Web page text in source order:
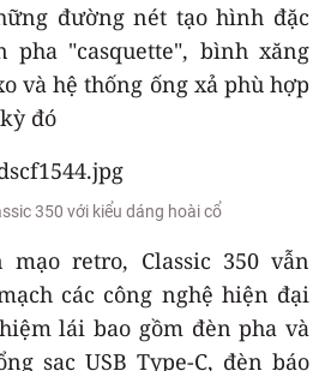
đường nét tạo hình đặc
"casquette", bình xăng
và hệ thống ống xả phù hợp
đó
350 với kiểu dáng hoài cổ
retro, Classic 350 vẫn
các công nghệ hiện đại
lái bao gồm đèn pha và
sạc USB Type-C, đèn báo